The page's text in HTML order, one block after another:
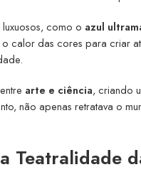
como o azul
calor das cores para criar
arte e ciência, criando
não apenas retratava o
Teatralidade